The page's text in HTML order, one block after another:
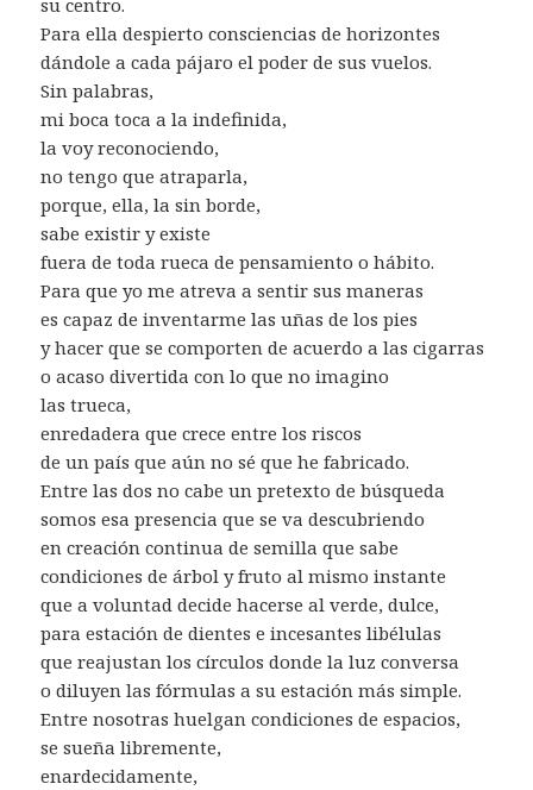
Para ella despierto consciencias de horizontes
dándole a cada pájaro el poder de sus vuelos.
Sin palabras,
mi boca toca a la indefinida,
la voy reconociendo,
no tengo que atraparla,
porque, ella, la sin borde,
sabe existir y existe
fuera de toda rueca de pensamiento o hábito.
Para que yo me atreva a sentir sus maneras
es capaz de inventarme las uñas de los pies
y hacer que se comporten de acuerdo a las cigarras
o acaso divertida con lo que no imagino
las trueca,
enredadera que crece entre los riscos
de un país que aún no sé que he fabricado.
Entre las dos no cabe un pretexto de búsqueda
somos esa presencia que se va descubriendo
en creación continua de semilla que sabe
condiciones de árbol y fruto al mismo instante
que a voluntad decide hacerse al verde, dulce,
para estación de dientes e incesantes libélulas
que reajustan los círculos donde la luz conversa
o diluyen las fórmulas a su estación más simple.
Entre nosotras huelgan condiciones de espacios,
se sueña libremente,
enardecidamente,